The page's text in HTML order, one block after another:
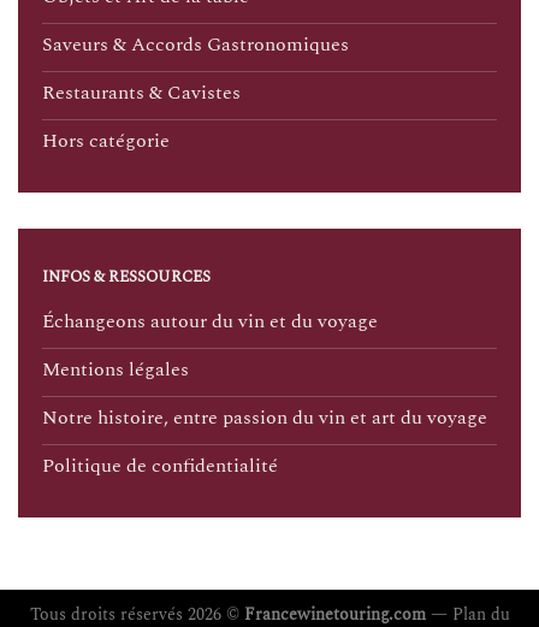
Saveurs & Accords Gastronomiques
Restaurants & Cavistes
Hors catégorie
INFOS & RESSOURCES
Échangeons autour du vin et du voyage
Mentions légales
Notre histoire, entre passion du vin et art du voyage
Politique de confidentialité
Tous droits réservés 2026 © Francewinetouring.com— Plan du